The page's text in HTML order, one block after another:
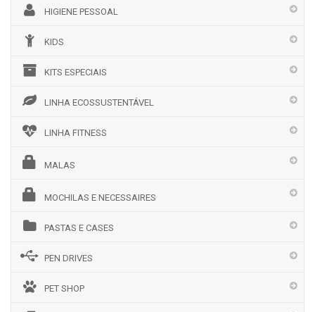
HIGIENE PESSOAL
KIDS
KITS ESPECIAIS
LINHA ECOSSUSTENTÁVEL
LINHA FITNESS
MALAS
MOCHILAS E NECESSAIRES
PASTAS E CASES
PEN DRIVES
PET SHOP